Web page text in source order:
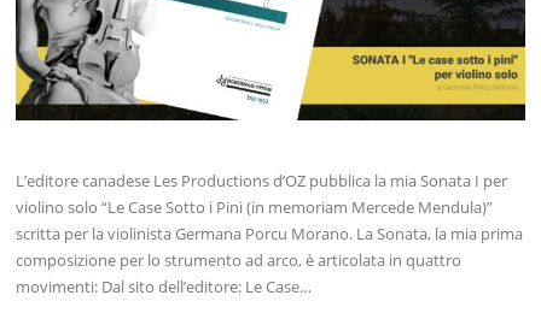
L’editore canadese Les Productions d’OZ pubblica la mia Sonata I per
violino solo “Le Case Sotto i Pini (in memoriam Mercede Mendula)”
scritta per la violinista Germana Porcu Morano. La Sonata, la mia prima
composizione per lo strumento ad arco, è articolata in quattro
movimenti: Dal sito dell’editore: Le Case…